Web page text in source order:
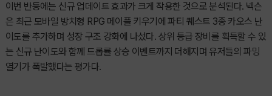
이번 반등에는 신규 업데이트 효과가 크게 작용한 것으로 분석된다. 넥슨
은 최근 모바일 방치형 RPG 메이플 키우기에 파티 퀘스트 3종 카오스 난
이도를 추가하며 성장 구조 강화에 나섰다. 상위 등급 장비를 획득할 수 있
는 신규 난이도와 함께 드롭률 상승 이벤트까지 더해지며 유저들의 파밍
열기가 폭발했다는 평가다.